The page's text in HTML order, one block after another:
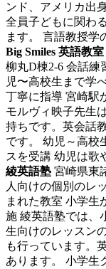
ンド、アメリカ出
全員子どもに関わ
ます。 言語教授学
Big Smiles 英語教室
柳丸D棟2-6 会話練
児〜高校生まで学
丁寧に指導 宮崎駅
モルヴィ映子先生
持ちです。英会話
です。 幼児～高校
スを受講 幼児は歌
綾英語塾 宮崎県東
人向けの個別のレ
まれた教室 小学生
施 綾英語塾では、
生向けのレッスン
も行っています。
あります。 小学生